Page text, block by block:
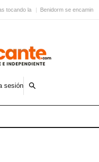
tocando la Benidorm se encamina
sesión